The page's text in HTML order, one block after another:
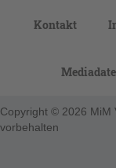
Kontakt
Copyright © 2026 MiM
vorbehalten